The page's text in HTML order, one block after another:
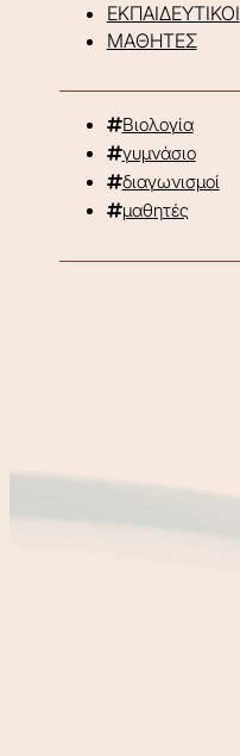
ΕΚΠΑΙΔΕΥΤΙΚΟΙ
ΜΑΘΗΤΕΣ
Βιολογία
γυμνάσιο
διαγωνισμοί
μαθητές